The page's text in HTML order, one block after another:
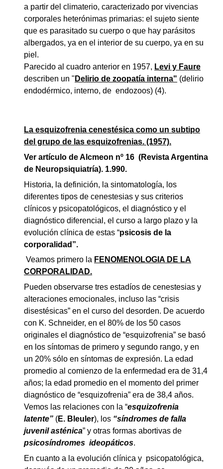
a partir del climaterio, caracterizado por vivencias
corporales heterónimas primarias: el sujeto siente
que es parasitado su cuerpo o que hay parásitos
albergados, ya en el interior de su cuerpo, ya en su
piel.
Parecido al cuadro anterior en 1957, Levi y Faure
describen un " Delirio de zoopatía interna" (delirio
endodérmico, interno, de endozoos) (4).
La esquizofrenia cenestésica como un subtipo
del grupo de las esquizofrenias. (1957).
Ver artículo de Alcmeon nº 16 (Revista Argentina
de Neuropsiquiatría). 1.990.
Historia, la definición, la sintomatología, los
diferentes tipos de cenestesias y sus criterios
clínicos y psicopatológicos, el diagnóstico y el
diagnóstico diferencial, el curso a largo plazo y la
evolución clínica de estas “psicosis de la
corporalidad”.
Veamos primero la FENOMENOLOGIA DE LA
CORPORALIDAD.
Pueden observarse tres estadíos de cenestesias y
alteraciones emocionales, incluso las “crisis
disestésicas” en el curso del desorden. De acuerdo
con K. Schneider, en el 80% de los 50 casos
originales el diagnóstico de “esquizofrenia” se basó
en los síntomas de primero y segundo rango, y en
un 20% sólo en síntomas de expresión. La edad
promedio al comienzo de la enfermedad era de 31,4
años; la edad promedio en el momento del primer
diagnóstico de “esquizofrenia” era de 38,4 años.
Vemos las relaciones con la “esquizofrenia
latente” (E. Bleuler), los “síndromes de falla
juvenil asténica” y otras formas abortivas de
psicosíndromes ideopáticos.
En cuanto a la evolución clínica y psicopatológica,